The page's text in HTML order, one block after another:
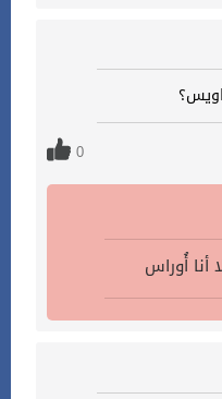
0
أنا أُوراس